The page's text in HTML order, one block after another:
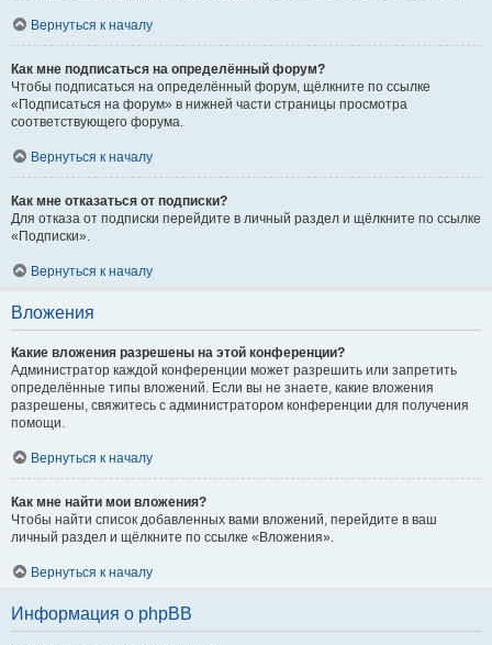
Вернуться к началу
Как мне подписаться на определённый форум?
Чтобы подписаться на определённый форум, щёлкните по ссылке
«Подписаться на форум» в нижней части страницы просмотра
соответствующего форума.
Вернуться к началу
Как мне отказаться от подписки?
Для отказа от подписки перейдите в личный раздел и щёлкните по ссылке
«Подписки».
Вернуться к началу
Вложения
Какие вложения разрешены на этой конференции?
Администратор каждой конференции может разрешить или запретить
определённые типы вложений. Если вы не знаете, какие вложения
разрешены, свяжитесь с администратором конференции для получения
помощи.
Вернуться к началу
Как мне найти мои вложения?
Чтобы найти список добавленных вами вложений, перейдите в ваш
личный раздел и щёлкните по ссылке «Вложения».
Вернуться к началу
Информация о phpBB